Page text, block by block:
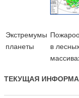
Экстремумы
планеты
в
ТЕКУЩАЯ